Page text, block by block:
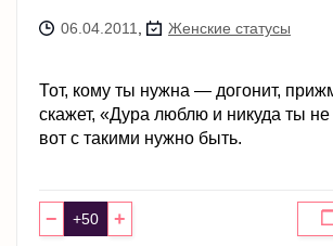
06.04.2011 Женские статусы
Тот, кому ты нужна — догонит,
скажет, «Дура люблю и никуда ты
вот с такими нужно быть.
− +